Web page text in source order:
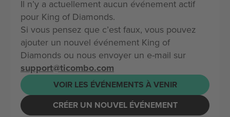
Il n’y a actuellement aucun événement actif
pour King of Diamonds.
Si vous pensez que c’est faux, vous pouvez
ajouter un nouvel événement King of
Diamonds ou nous envoyer un e-mail sur
support@ticombo.com
VOIR LES ÉVÉNEMENTS À VENIR
CRÉER UN NOUVEL ÉVÉNEMENT